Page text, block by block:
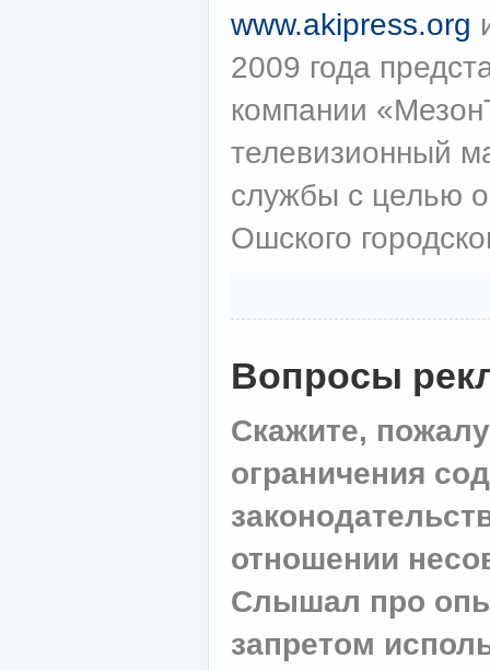
www.akipress.org
2009 года
компании
телевизионный
службы с целью
Ошского
Вопросы
Скажите,
ограничения
отношении
Слышал про
запретом